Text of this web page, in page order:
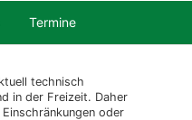
Termine
technisch
in der Freizeit. Daher
oder